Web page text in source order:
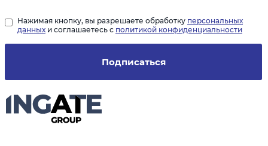
Подписаться
Нажимая кнопку, вы разрешаете обработку персональных
данных и соглашаетесь с политикой конфиденциальности